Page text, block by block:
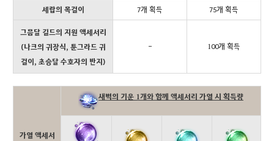
세랍의 목걸이 7개 획득 75개 획득
그믐달 길드의 지원 액세서리
(나크의 귀장식, 툰그라드 귀
걸이, 초승달 수호자의 반지)
- 100개 획득
가열 액세서
새벽의 기운 1개와 함께 액세서리 가열 시 획득량